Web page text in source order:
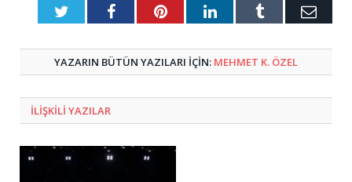
TwitterFacebookPinterestLinkedInTumblr E-
YAZARIN BÜTÜN YAZILARI IÇIN: MEHMET K. ÖZEL
ILIŞKILI YAZILAR